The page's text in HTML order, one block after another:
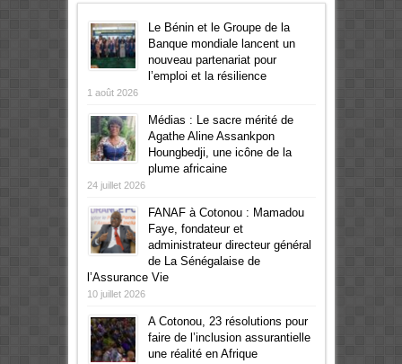
Le Bénin et le Groupe de la
Banque mondiale lancent un
nouveau partenariat pour
l’emploi et la résilience
1 août 2026
Médias : Le sacre mérité de
Agathe Aline Assankpon
Houngbedji, une icône de la
plume africaine
24 juillet 2026
FANAF à Cotonou : Mamadou
Faye, fondateur et
administrateur directeur général
de La Sénégalaise de
l’Assurance Vie
10 juillet 2026
A Cotonou, 23 résolutions pour
faire de l’inclusion assurantielle
une réalité en Afrique